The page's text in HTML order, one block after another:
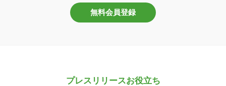
無料会員登録
プレスリリースお役立ち